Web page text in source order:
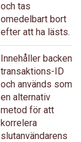
och tas
omedelbart bort
efter att ha lästs.
Innehåller backend
transaktions-ID
och används som
en alternativ
metod för att
korrelera
slutanvändarens